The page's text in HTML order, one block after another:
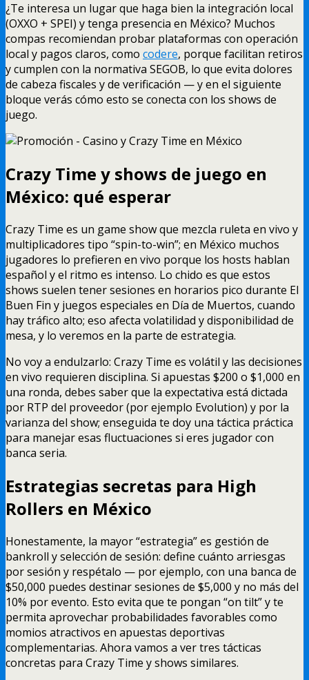
¿Te interesa un lugar que haga bien la integración local
(OXXO + SPEI) y tenga presencia en México? Muchos
compas recomiendan probar plataformas con operación
local y pagos claros, como codere, porque facilitan retiros
y cumplen con la normativa SEGOB, lo que evita dolores
de cabeza fiscales y de verificación — y en el siguiente
bloque verás cómo esto se conecta con los shows de
juego.
Crazy Time y shows de juego en
México: qué esperar
Crazy Time es un game show que mezcla ruleta en vivo y
multiplicadores tipo “spin-to-win”; en México muchos
jugadores lo prefieren en vivo porque los hosts hablan
español y el ritmo es intenso. Lo chido es que estos
shows suelen tener sesiones en horarios pico durante El
Buen Fin y juegos especiales en Día de Muertos, cuando
hay tráfico alto; eso afecta volatilidad y disponibilidad de
mesa, y lo veremos en la parte de estrategia.
No voy a endulzarlo: Crazy Time es volátil y las decisiones
en vivo requieren disciplina. Si apuestas $200 o $1,000 en
una ronda, debes saber que la expectativa está dictada
por RTP del proveedor (por ejemplo Evolution) y por la
varianza del show; enseguida te doy una táctica práctica
para manejar esas fluctuaciones si eres jugador con
banca seria.
Estrategias secretas para High
Rollers en México
Honestamente, la mayor “estrategia” es gestión de
bankroll y selección de sesión: define cuánto arriesgas
por sesión y respétalo — por ejemplo, con una banca de
$50,000 puedes destinar sesiones de $5,000 y no más del
10% por evento. Esto evita que te pongan “on tilt” y te
permita aprovechar probabilidades favorables como
momios atractivos en apuestas deportivas
complementarias. Ahora vamos a ver tres tácticas
concretas para Crazy Time y shows similares.